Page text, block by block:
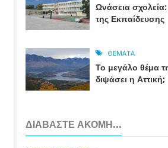
Ωνάσεια
της Εκπαίδευσης
ΘΈΜΑΤΑ
Το μεγάλο θέμα
διψάσει η Αττική;
ΔΙΑΒΆΣΤΕ ΑΚΌΜΗ...